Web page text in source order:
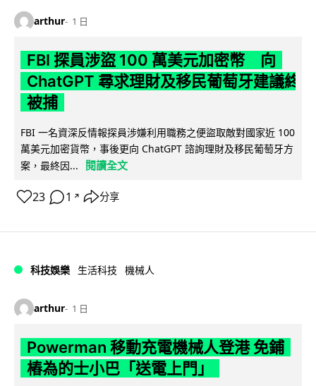
arthur 1 日
FBI 探員涉盜 100 萬美元加密幣 向
ChatGPT 尋求理財及移民葡萄牙建議終
被捕
FBI 一名資深反情報探員涉嫌利用職務之便盜取敵對國家近 100
萬美元加密貨幣，事後更向 ChatGPT 諮詢理財及移民葡萄牙方
案，最終因...
閱讀全文
23 1 ↗ 分享
科技娛樂 生活科技 機械人
arthur 1 日
Powerman 移動充電機械人登港 免鋪
樁為的士小巴「送電上門」